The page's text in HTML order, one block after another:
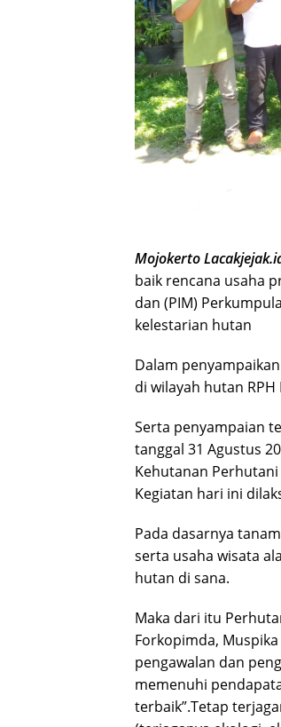
Mojokerto
baik rencana usaha
dan (PIM)
kelestarian hutan
Dalam
di wilayah hutan RPH
Serta penyampaian
tanggal 31 Agustus
Kehutanan
Kegiatan hari ini
Pada dasarnya
serta usaha wisata
hutan di sana.
Maka dari itu
Forkopimda,
pengawalan dan
memenuhi
terbaik”.Tetap